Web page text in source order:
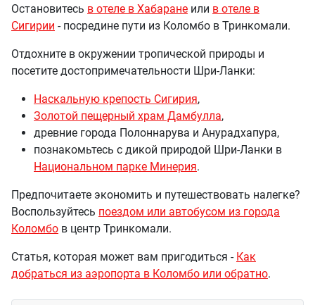
Остановитесь в отеле в Хабаране или в отеле в
Сигирии - посредине пути из Коломбо в Тринкомали.
Отдохните в окружении тропической природы и
посетите достопримечательности Шри-Ланки:
Наскальную крепость Сигирия,
Золотой пещерный храм Дамбулла,
древние города Полоннарува и Анурадхапура,
познакомьтесь с дикой природой Шри-Ланки в
Национальном парке Минерия.
Предпочитаете экономить и путешествовать налегке?
Воспользуйтесь поездом или автобусом из города
Коломбо в центр Тринкомали.
Статья, которая может вам пригодиться - Как
добраться из аэропорта в Коломбо или обратно.